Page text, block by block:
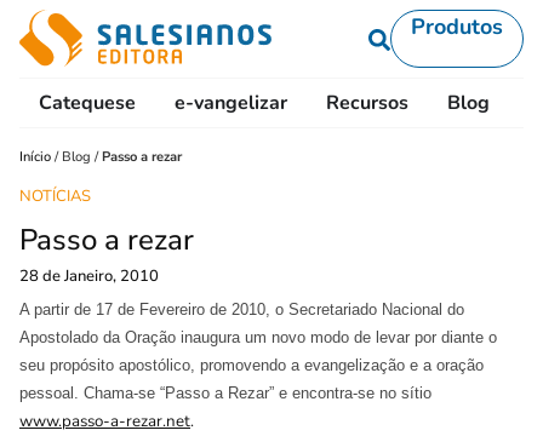
Produtos
Catequese e-vangelizar Recursos Blog
Início / Blog /Passo a rezar
NOTÍCIAS
Passo a rezar
28 de Janeiro, 2010
A partir de 17 de Fevereiro de 2010, o Secretariado Nacional do
Apostolado da Oração inaugura um novo modo de levar por diante o
seu propósito apostólico, promovendo a evangelização e a oração
pessoal. Chama-se “Passo a Rezar” e encontra-se no sítio
www.passo-a-rezar.net.